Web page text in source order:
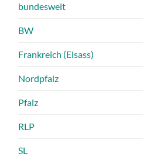
bundesweit
BW
Frankreich (Elsass)
Nordpfalz
Pfalz
RLP
SL